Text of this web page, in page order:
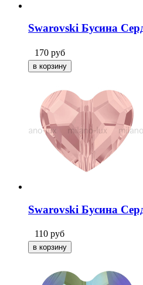
Swarovski Бусина
170 руб
Swarovski Бусина
110 руб